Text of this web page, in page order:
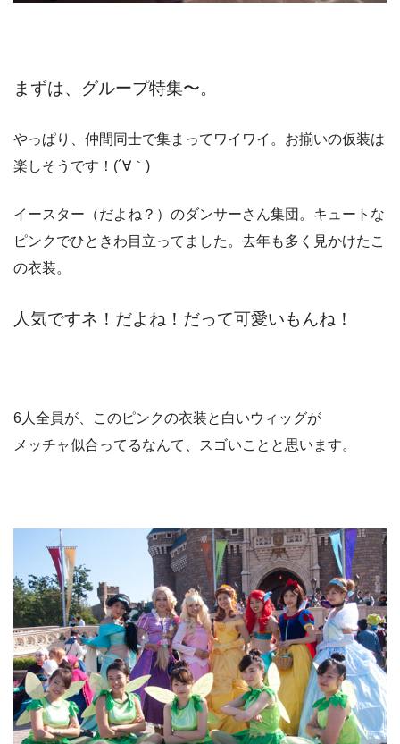
まずは、グループ特集〜。
やっぱり、仲間同士で集まってワイワイ。お揃いの仮装は
楽しそうです！(´∀｀)
イースター（だよね？）のダンサーさん集団。キュートな
ピンクでひときわ目立ってました。去年も多く見かけたこ
の衣装。
人気ですネ！だよね！だって可愛いもんね！
6人全員が、このピンクの衣装と白いウィッグが
メッチャ似合ってるなんて、スゴいことと思います。